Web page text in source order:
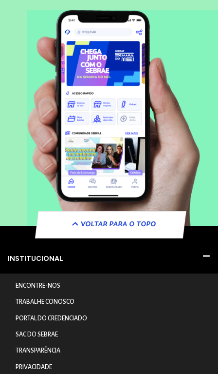
VOLTAR PARA O TOPO
INSTITUCIONAL
ENCONTRE-NOS
TRABALHE CONOSCO
PORTAL DO CREDENCIADO
SAC DO SEBRAE
TRANSPARÊNCIA
PRIVACIDADE